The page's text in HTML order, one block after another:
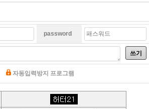
password
쓰기
자동입력방지 프로그램